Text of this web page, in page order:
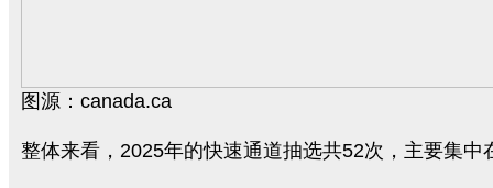
图源：canada.ca
整体来看，2025年的快速通道抽选共52次，主要集中